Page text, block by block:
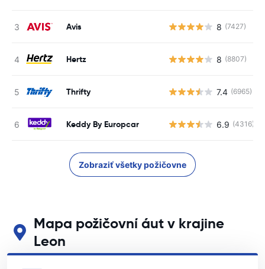
Avis 8 (7427)
Hertz 8 (8807)
Thrifty 7.4 (6965)
Keddy By Europcar 6.9 (4316)
Zobraziť všetky požičovne
Mapa požičovní áut v krajine
Leon
Pozrite si naše hlavné požičovne áut v krajine Leon